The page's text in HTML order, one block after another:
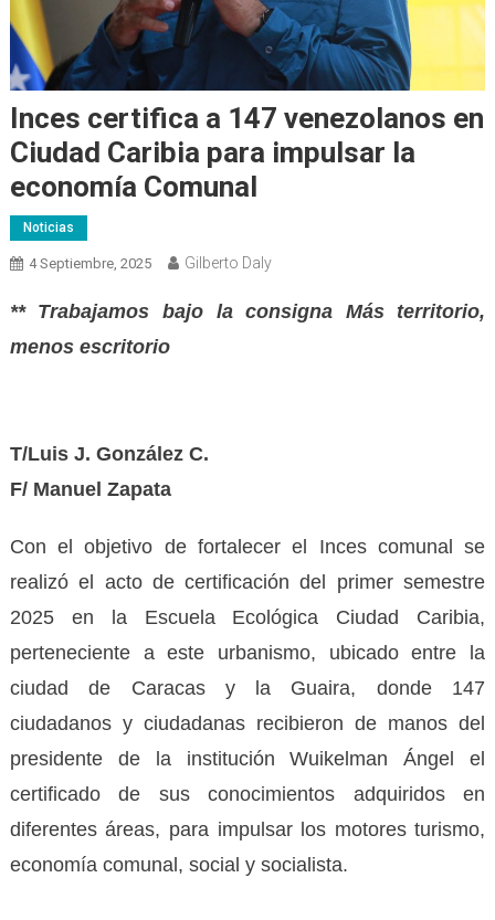
Inces certifica a 147 venezolanos en
Ciudad Caribia para impulsar la
economía Comunal
Noticias
4 Septiembre, 2025 Gilberto Daly
** Trabajamos bajo la consigna Más territorio,
menos escritorio
T/Luis J. González C.
F/ Manuel Zapata
Con el objetivo de fortalecer el Inces comunal se
realizó el acto de certificación del primer semestre
2025 en la Escuela Ecológica Ciudad Caribia,
perteneciente a este urbanismo, ubicado entre la
ciudad de Caracas y la Guaira, donde 147
ciudadanos y ciudadanas recibieron de manos del
presidente de la institución Wuikelman Ángel el
certificado de sus conocimientos adquiridos en
diferentes áreas, para impulsar los motores turismo,
economía comunal, social y socialista.